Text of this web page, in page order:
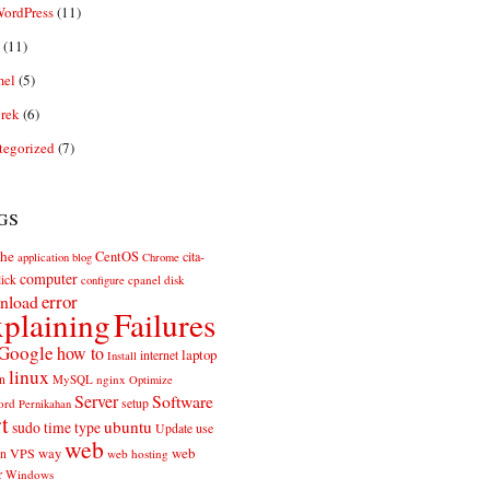
(11)
(11)
(5)
(6)
(7)
application blog CentOS Chrome cita-
computer configure cpanel disk
error
Failures
how to Install internet laptop
linux MySQL nginx Optimize
Pernikahan Server setup Software
sudotimetypeubuntu Update use
VPS way web web hosting web
Windows